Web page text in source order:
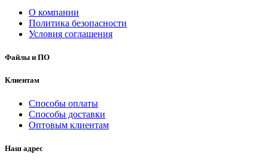
О компании
Политика безопасности
Условия соглашения
Файлы и ПО
Клиентам
Способы оплаты
Способы доставки
Оптовым клиентам
Наш адрес